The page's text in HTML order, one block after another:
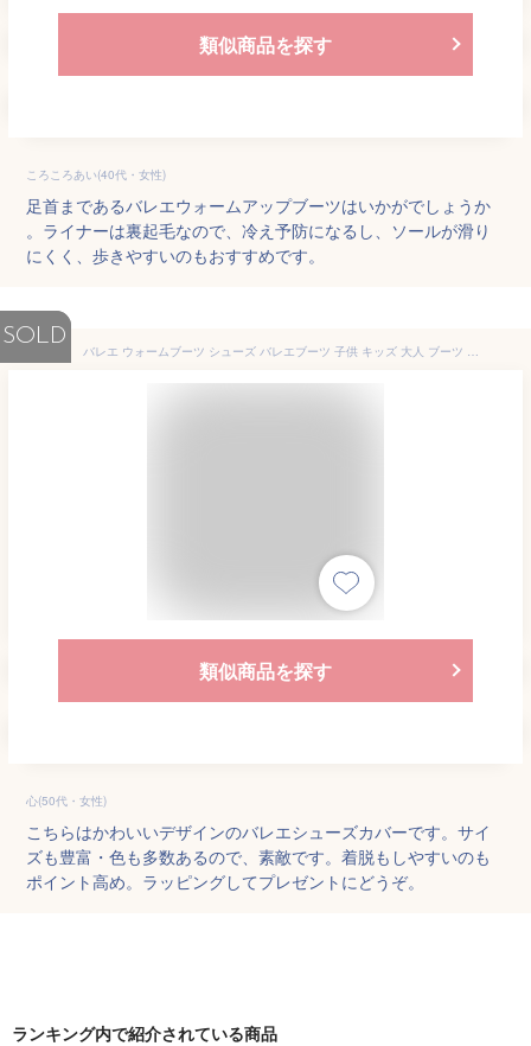
類似商品を探す
ころころあい(40代・女性)
足首まであるバレエウォームアップブーツはいかがでしょうか
。ライナーは裏起毛なので、冷え予防になるし、ソールが滑り
にくく、歩きやすいのもおすすめです。
SOLD
バレエ ウォームブーツ シューズ バレエブーツ 子供 キッズ 大人 ブーツ ウォームアップシューズ あったか ショート シューズカバー バレエシューズ ダンスシューズ ジュニア 男女兼用 男の子 女の子 メンズ レディース 防寒 バレエ用品 室内履き 綿靴 ギフト 19-26.5cm
類似商品を探す
心(50代・女性)
こちらはかわいいデザインのバレエシューズカバーです。サイ
ズも豊富・色も多数あるので、素敵です。着脱もしやすいのも
ポイント高め。ラッピングしてプレゼントにどうぞ。
ランキング内で紹介されている商品